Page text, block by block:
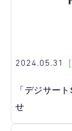
2024.05.31
「デジサー
せ